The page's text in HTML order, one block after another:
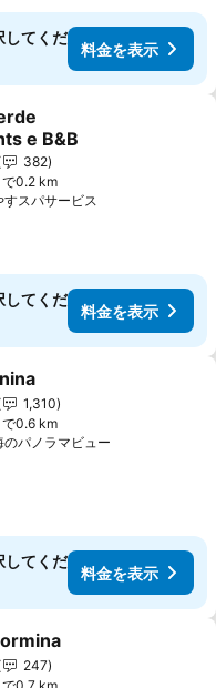
してくだ
料金を表示
入りに追加
e B&B
382
0.2 km
すスパサービス
してくだ
料金を表示
入りに追加
1,310
0.6 km
のパノラマビュー
してくだ
料金を表示
入りに追加
247